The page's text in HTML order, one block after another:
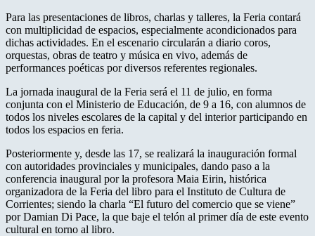
Para las presentaciones de libros, charlas y talleres, la Feria contará
con multiplicidad de espacios, especialmente acondicionados para
dichas actividades. En el escenario circularán a diario coros,
orquestas, obras de teatro y música en vivo, además de
performances poéticas por diversos referentes regionales.
La jornada inaugural de la Feria será el 11 de julio, en forma
conjunta con el Ministerio de Educación, de 9 a 16, con alumnos de
todos los niveles escolares de la capital y del interior participando en
todos los espacios en feria.
Posteriormente y, desde las 17, se realizará la inauguración formal
con autoridades provinciales y municipales, dando paso a la
conferencia inaugural por la profesora Maia Eirin, histórica
organizadora de la Feria del libro para el Instituto de Cultura de
Corrientes; siendo la charla “El futuro del comercio que se viene”
por Damian Di Pace, la que baje el telón al primer día de este evento
cultural en torno al libro.